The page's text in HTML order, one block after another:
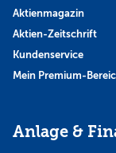
Aktienmagazin
Aktien-Zeitschrift
Kundenservice
Mein Premium-
Anlage &